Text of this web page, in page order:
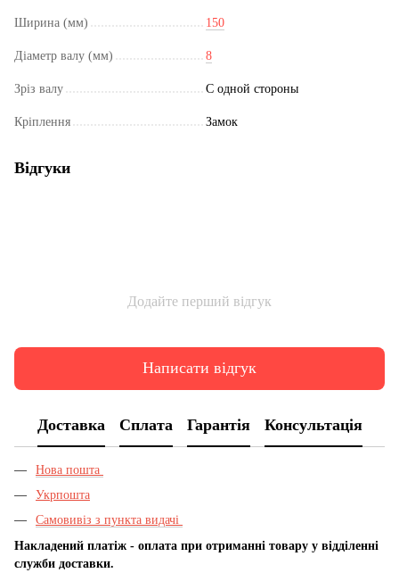
Ширина (мм) 150
Діаметр валу (мм) 8
Зріз валу С одной стороны
Кріплення Замок
Відгуки
Додайте перший відгук
Написати відгук
Доставка Сплата Гарантія Консультація
Нова пошта
Укрпошта
Самовивіз з пункта видачі
Накладений платіж - оплата при отриманні товару у відділенні
служби доставки.